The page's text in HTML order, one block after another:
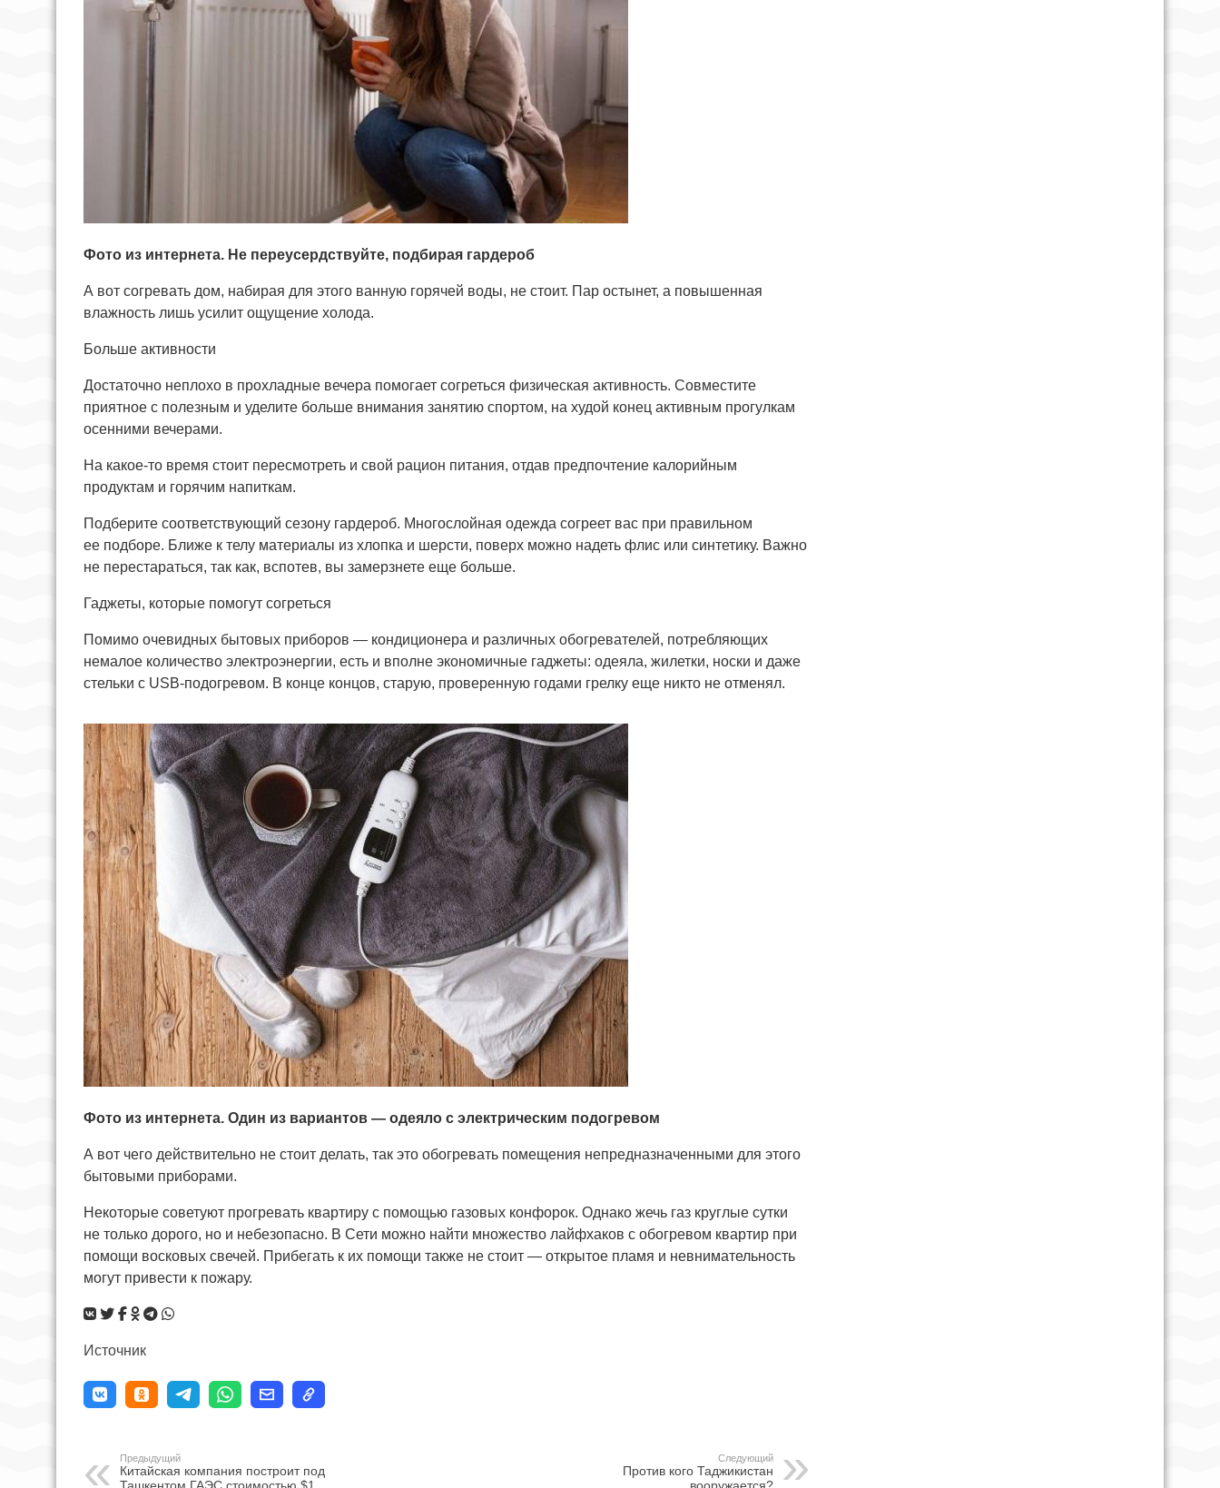
Фото из интернета. Не переусердствуйте, подбирая гардероб
А вот согревать дом, набирая для этого ванную горячей воды, не стоит. Пар остынет, а повышенная
влажность лишь усилит ощущение холода.
Больше активности
Достаточно неплохо в прохладные вечера помогает согреться физическая активность. Совместите
приятное с полезным и уделите больше внимания занятию спортом, на худой конец активным прогулкам
осенними вечерами.
На какое-то время стоит пересмотреть и свой рацион питания, отдав предпочтение калорийным
продуктам и горячим напиткам.
Подберите соответствующий сезону гардероб. Многослойная одежда согреет вас при правильном
ее подборе. Ближе к телу материалы из хлопка и шерсти, поверх можно надеть флис или синтетику. Важно
не перестараться, так как, вспотев, вы замерзнете еще больше.
Гаджеты, которые помогут согреться
Помимо очевидных бытовых приборов — кондиционера и различных обогревателей, потребляющих
немалое количество электроэнергии, есть и вполне экономичные гаджеты: одеяла, жилетки, носки и даже
стельки с USB-подогревом. В конце концов, старую, проверенную годами грелку еще никто не отменял.
Фото из интернета. Один из вариантов — одеяло с электрическим подогревом
А вот чего действительно не стоит делать, так это обогревать помещения непредназначенными для этого
бытовыми приборами.
Некоторые советуют прогревать квартиру с помощью газовых конфорок. Однако жечь газ круглые сутки
не только дорого, но и небезопасно. В Сети можно найти множество лайфхаков с обогревом квартир при
помощи восковых свечей. Прибегать к их помощи также не стоит — открытое пламя и невнимательность
могут привести к пожару.
Источник
Предыдущий
Китайская компания построит под
Следующий
Против кого Таджикистан